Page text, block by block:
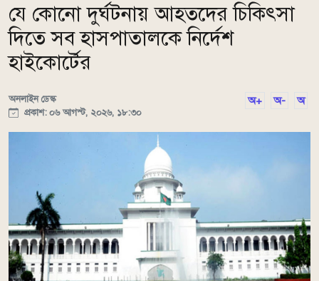
যে কোনো দুর্ঘটনায় আহতদের চিকিৎসা
দিতে সব হাসপাতালকে নির্দেশ
হাইকোর্টের
অনলাইন ডেস্ক
প্রকাশ: ০৬ আগস্ট, ২০২৬, ১৮:৩০
অ+ অ- অ